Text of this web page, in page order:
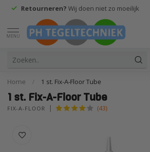
Retourneren? Wij doen niet zo moeilijk
MENU
Home / 1 st. Fix-A-Floor Tube
1 st. Fix-A-Floor Tube
FIX-A-FLOOR (43)